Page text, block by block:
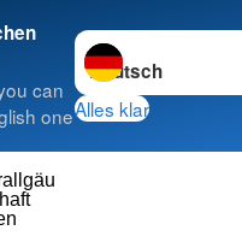
can
one
Sprache wechseln
Alles klar